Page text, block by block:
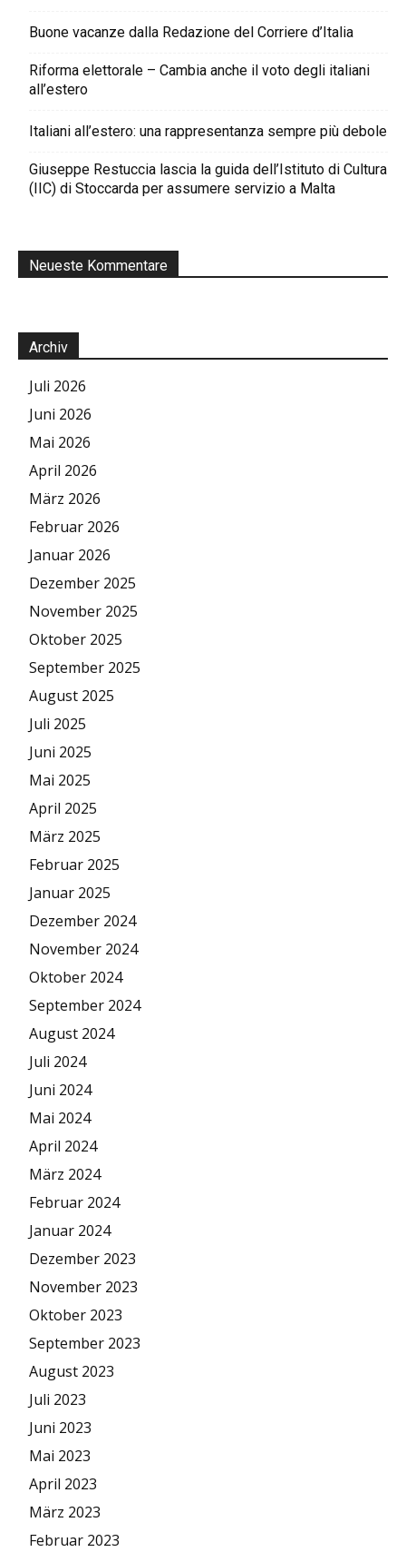
Buone vacanze dalla Redazione del Corriere d’Italia
Riforma elettorale – Cambia anche il voto degli italiani
all’estero
Italiani all’estero: una rappresentanza sempre più debole
Giuseppe Restuccia lascia la guida dell’Istituto di Cultura
(IIC) di Stoccarda per assumere servizio a Malta
Neueste Kommentare
Archiv
Juli 2026
Juni 2026
Mai 2026
April 2026
März 2026
Februar 2026
Januar 2026
Dezember 2025
November 2025
Oktober 2025
September 2025
August 2025
Juli 2025
Juni 2025
Mai 2025
April 2025
März 2025
Februar 2025
Januar 2025
Dezember 2024
November 2024
Oktober 2024
September 2024
August 2024
Juli 2024
Juni 2024
Mai 2024
April 2024
März 2024
Februar 2024
Januar 2024
Dezember 2023
November 2023
Oktober 2023
September 2023
August 2023
Juli 2023
Juni 2023
Mai 2023
April 2023
März 2023
Februar 2023